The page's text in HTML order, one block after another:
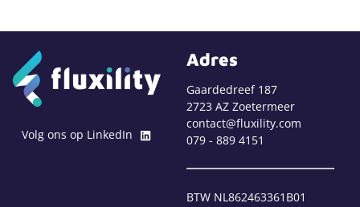
Volg ons op LinkedIn
Adres
Gaardedreef 187
2723 AZ Zoetermeer
contact@fluxility.com
079 - 889 4151
BTW NL862463361B01